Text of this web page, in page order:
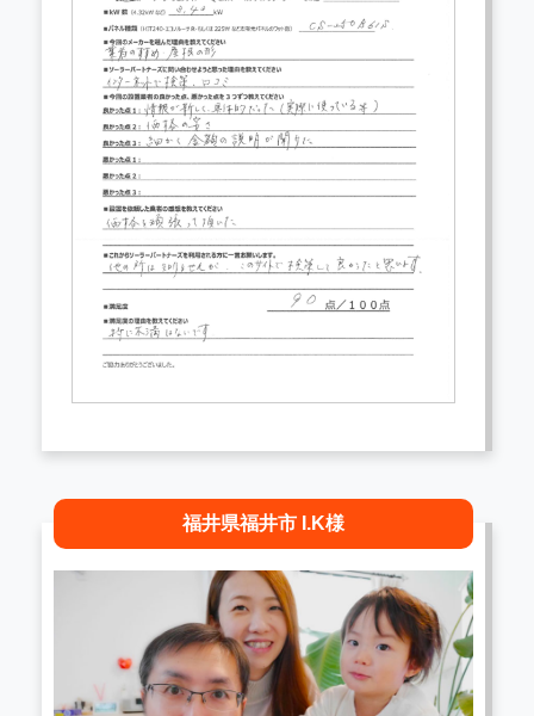
福井県福井市 I.K様